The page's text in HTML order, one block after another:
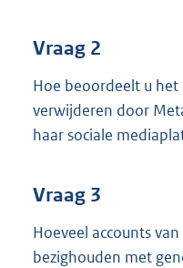
Vraag 2
Hoe beoordeelt u
verwijderen door
haar sociale
Vraag 3
Hoeveel accounts
bezighouden met